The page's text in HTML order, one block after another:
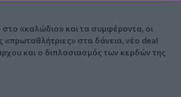
«καλώδιο» και τα συμφέροντα, οι
«πρωταθλήτριες» στα δάνεια, νέο deal
και ο διπλασιασμός των κερδών της